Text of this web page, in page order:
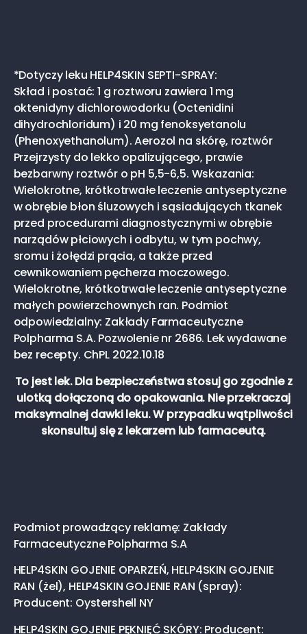
*Dotyczy leku HELP4SKIN SEPTI-SPRAY:
Skład i postać: 1 g roztworu zawiera 1 mg
oktenidyny dichlorowodorku (Octenidini
dihydrochloridum) i 20 mg fenoksyetanolu
(Phenoxyethanolum). Aerozol na skórę, roztwór
Przejrzysty do lekko opalizującego, prawie
bezbarwny roztwór o pH 5,5-6,5. Wskazania:
Wielokrotne, krótkotrwałe leczenie antyseptyczne
w obrębie błon śluzowych i sąsiadujących tkanek
przed procedurami diagnostycznymi w obrębie
narządów płciowych i odbytu, w tym pochwy,
sromu i żołędzi prącia, a także przed
cewnikowaniem pęcherza moczowego.
Wielokrotne, krótkotrwałe leczenie antyseptyczne
małych powierzchownych ran. Podmiot
odpowiedzialny: Zakłady Farmaceutyczne
Polpharma S.A. Pozwolenie nr 2686. Lek wydawane
bez recepty. ChPL 2022.10.18
To jest lek. Dla bezpieczeństwa stosuj go zgodnie z
ulotką dołączoną do opakowania. Nie przekraczaj
maksymalnej dawki leku. W przypadku wątpliwości
skonsultuj się z lekarzem lub farmaceutą.
Podmiot prowadzący reklamę: Zakłady
Farmaceutyczne Polpharma S.A
HELP4SKIN GOJENIE OPARZEŃ, HELP4SKIN GOJENIE
RAN (żel), HELP4SKIN GOJENIE RAN (spray):
Producent: Oystershell NY
HELP4SKIN GOJENIE PĘKNIĘĆ SKÓRY: Producent: